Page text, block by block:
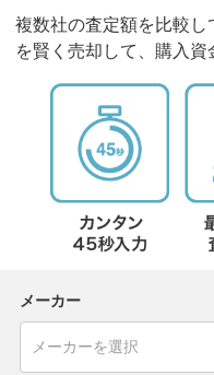
複数社の査定額を比較
を賢く売却して、購入資
メーカー